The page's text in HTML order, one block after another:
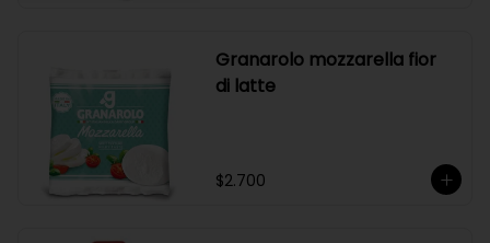
Granarolo mozzarella fior
di latte
$2.700